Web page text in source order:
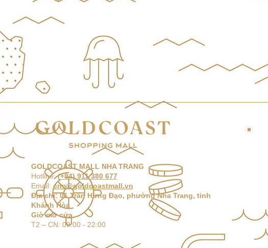
GOLDCOAST MALL NHA TRANG
Hotline:(+84) 911 380 677
Email: crm@goldcoastmall.vn
Địa chỉ: 01 Trần Hưng Đạo, phường Nha Trang, tỉnh
Khánh Hòa
Giờ mở cửa
T2 – CN: 09:00 - 22:00